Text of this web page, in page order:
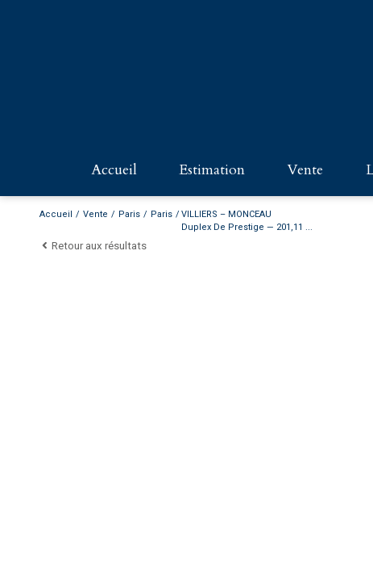
accueil estimation vente
Accueil Vente Paris Paris
VILLIERS – MONCEAU
Duplex De Prestige — 201,11 ...
Retour aux résultats